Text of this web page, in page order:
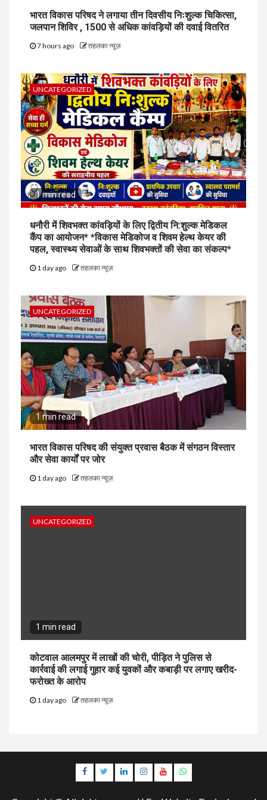
भारत विकास परिषद ने लगाया तीन दिवसीय निःशुल्क चिकित्सा,
जलपान शिविर , 1500 से अधिक कांवड़ियों की दवाई वितरित
7 hours ago तहलका न्यूज़
UNCATEGORIZED
1 min read
धनौरी में शिवभक्त कांवड़ियों के लिए द्वितीय नि:शुल्क मेडिकल
कैंप का आयोजन* *विकास मेडिकोज व शिवम हेल्थ केयर की
पहल, स्वास्थ्य सेवाओं के साथ शिवभक्तों की सेवा का संकल्प*
1 day ago तहलका न्यूज़
UNCATEGORIZED
1 min read
भारत विकास परिषद की संयुक्त प्रवास बैठक में संगठन विस्तार
और सेवा कार्यों पर जोर
1 day ago तहलका न्यूज़
UNCATEGORIZED
1 min read
कोटवाल आलमपुर में लाखों की चोरी, पीड़ित ने पुलिस से
कार्रवाई की लगाई गुहार कई युवकों और कबाड़ी पर लगाए खरीद-
फरोख्त के आरोप
1 day ago तहलका न्यूज़
Facebook
Twitter
Linkedin
Instagram
Youtube
Whatsapp